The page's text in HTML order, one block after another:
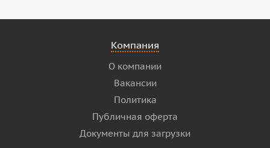
Компания
О компании
Вакансии
Политика
Публичная оферта
Документы для загрузки